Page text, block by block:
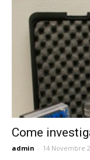
Come
admin - 14 Novembre